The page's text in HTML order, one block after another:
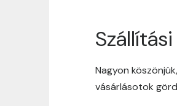
Nagyon
vásárlásotok